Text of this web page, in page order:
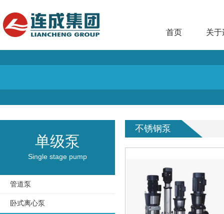
首页 关于
单级泵
Single stage pump
管道泵
卧式离心泵
不锈钢泵